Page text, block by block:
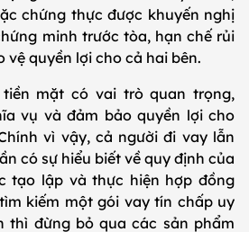
chứng thực được khuyến nghị
minh trước tòa, hạn chế rủi
vệ quyền lợi cho cả hai bên.
mặt có vai trò quan trọng,
vụ và đảm bảo quyền lợi cho
vì vậy, cả người đi vay lẫn
có sự hiểu biết về quy định của
tạo lập và thực hiện hợp đồng
kiếm một gói vay tín chấp uy
thì đừng bỏ qua các sản phẩm